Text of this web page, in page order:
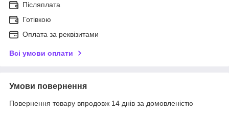
Післяплата
Готівкою
Оплата за реквізитами
Всі умови оплати
Умови повернення
Повернення товару впродовж 14 днів за домовленістю